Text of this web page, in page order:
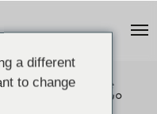
金手工婚戒。
a different
to change